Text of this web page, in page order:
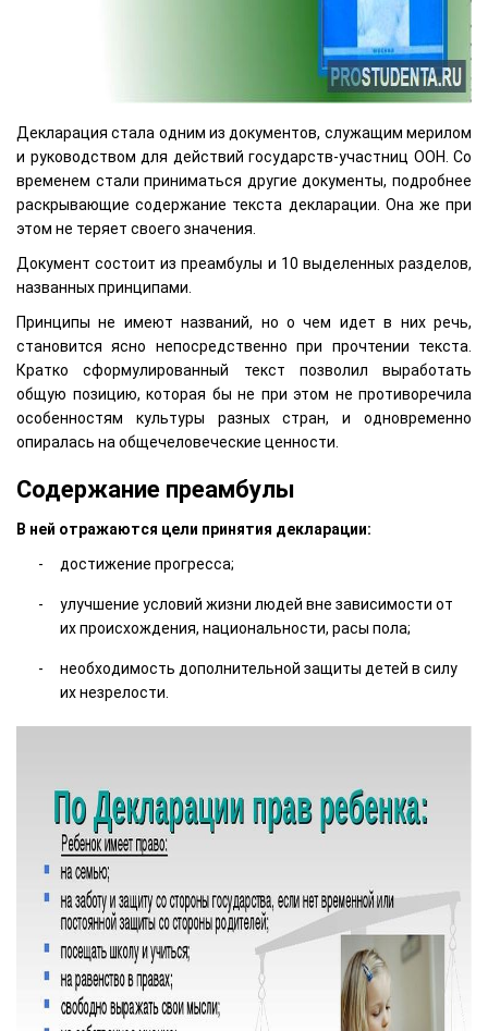
Декларация стала одним из документов, служащим мерилом
и руководством для действий государств-участниц ООН. Со
временем стали приниматься другие документы, подробнее
раскрывающие содержание текста декларации. Она же при
этом не теряет своего значения.
Документ состоит из преамбулы и 10 выделенных разделов,
названных принципами.
Принципы не имеют названий, но о чем идет в них речь,
становится ясно непосредственно при прочтении текста.
Кратко сформулированный текст позволил выработать
общую позицию, которая бы не при этом не противоречила
особенностям культуры разных стран, и одновременно
опиралась на общечеловеческие ценности.
Содержание преамбулы
В ней отражаются цели принятия декларации:
достижение прогресса;
улучшение условий жизни людей вне зависимости от
их происхождения, национальности, расы пола;
необходимость дополнительной защиты детей в силу
их незрелости.